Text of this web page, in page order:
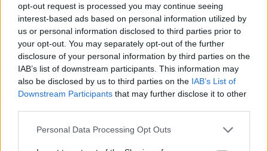
opt-out request is processed you may continue seeing
interest-based ads based on personal information utilized by
us or personal information disclosed to third parties prior to
your opt-out. You may separately opt-out of the further
disclosure of your personal information by third parties on the
IAB’s list of downstream participants. This information may
also be disclosed by us to third parties on the IAB’s List of
Downstream Participants that may further disclose it to other
Personal Data Processing Opt Outs
Audi a4 "audi dope" (1996)